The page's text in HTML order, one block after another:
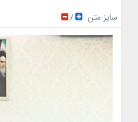
سایز متن
/